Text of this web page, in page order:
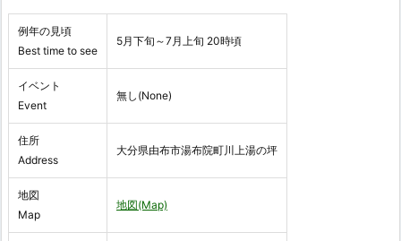
例年の見頃
Best time to see
5月下旬～7月上旬 20時頃
イベント
Event
無し(None)
住所
Address
大分県由布市湯布院町川上湯の坪
地図
Map
地図(Map)